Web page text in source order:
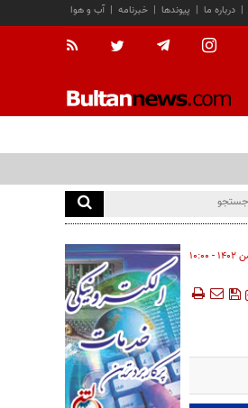
آب و هوا | خبرنامه | پیوندها | درباره ما |